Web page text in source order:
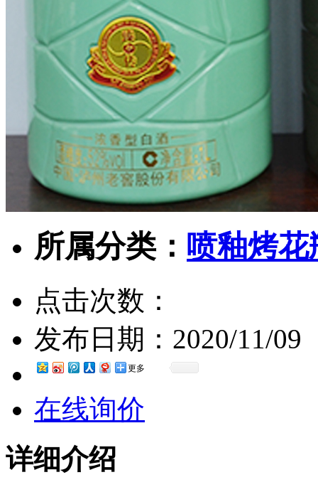
所属分类： 喷釉烤花
点击次数：
发布日期： 2020/11/09
更多
在线询价
详细介绍